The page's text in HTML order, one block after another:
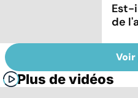
Est-
de
Voir
Plus de vidéos